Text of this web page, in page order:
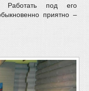
Работать под его
приятно –